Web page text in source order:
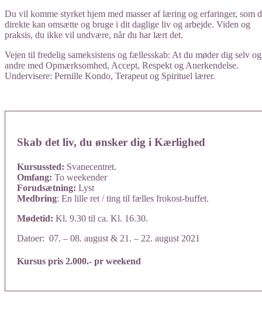
Du vil komme styrket hjem med masser af læring og erfaringer, som
direkte kan omsætte og bruge i dit daglige liv og arbejde. Viden og
praksis, du ikke vil undvære, når du har lært det.
Vejen til fredelig sameksistens og fællesskab: At du møder dig selv og
andre med Opmærksomhed, Accept, Respekt og Anerkendelse.
Undervisere: Pernille Kondo, Terapeut og Spirituel lærer.
Skab det liv, du ønsker dig i Kærlighed
Kursussted: Svanecentret.
Omfang: To weekender
Forudsætning: Lyst
Medbring: En lille ret / ting til fælles frokost-buffet.
Mødetid: Kl. 9.30 til ca. Kl. 16.30.
Datoer: 07. – 08. august & 21. – 22. august 2021
Kursus pris 2.000.- pr weekend